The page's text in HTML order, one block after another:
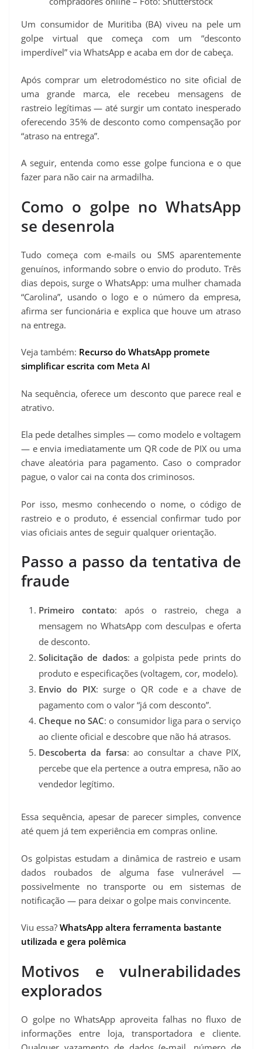
Um consumidor de Muritiba (BA) viveu na pele um
golpe virtual que começa com um “desconto
imperdível” via WhatsApp e acaba em dor de cabeça.
Após comprar um eletrodoméstico no site oficial de
uma grande marca, ele recebeu mensagens de
rastreio legítimas — até surgir um contato inesperado
oferecendo 35% de desconto como compensação por
“atraso na entrega”.
A seguir, entenda como esse golpe funciona e o que
fazer para não cair na armadilha.
Como o golpe no WhatsApp
se desenrola
Tudo começa com e‑mails ou SMS aparentemente
genuínos, informando sobre o envio do produto. Três
dias depois, surge o WhatsApp: uma mulher chamada
“Carolina”, usando o logo e o número da empresa,
afirma ser funcionária e explica que houve um atraso
na entrega.
Veja também: Recurso do WhatsApp promete
simplificar escrita com Meta AI
Na sequência, oferece um desconto que parece real e
atrativo.
Ela pede detalhes simples — como modelo e voltagem
— e envia imediatamente um QR code de PIX ou uma
chave aleatória para pagamento. Caso o comprador
pague, o valor cai na conta dos criminosos.
Por isso, mesmo conhecendo o nome, o código de
rastreio e o produto, é essencial confirmar tudo por
vias oficiais antes de seguir qualquer orientação.
Passo a passo da tentativa de
fraude
Primeiro contato: após o rastreio, chega a
mensagem no WhatsApp com desculpas e oferta
de desconto.
Solicitação de dados: a golpista pede prints do
produto e especificações (voltagem, cor, modelo).
Envio do PIX: surge o QR code e a chave de
pagamento com o valor “já com desconto”.
Cheque no SAC: o consumidor liga para o serviço
ao cliente oficial e descobre que não há atrasos.
Descoberta da farsa: ao consultar a chave PIX,
percebe que ela pertence a outra empresa, não ao
vendedor legítimo.
Essa sequência, apesar de parecer simples, convence
até quem já tem experiência em compras online.
Os golpistas estudam a dinâmica de rastreio e usam
dados roubados de alguma fase vulnerável —
possivelmente no transporte ou em sistemas de
notificação — para deixar o golpe mais convincente.
Viu essa? WhatsApp altera ferramenta bastante
utilizada e gera polêmica
Motivos e vulnerabilidades
explorados
O golpe no WhatsApp aproveita falhas no fluxo de
informações entre loja, transportadora e cliente.